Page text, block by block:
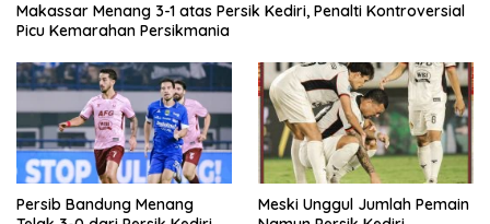
Makassar Menang 3-1 atas Persik Kediri, Penalti Kontroversial
Picu Kemarahan Persikmania
Persib Bandung Menang
Meski Unggul Jumlah Pemain